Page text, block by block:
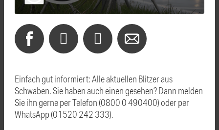
Einfach gut informiert: Alle aktuellen Blitzer aus
Schwaben. Sie haben auch einen gesehen? Dann melden
Sie ihn gerne per Telefon (0800 0 490400) oder per
WhatsApp (01520 242 333).